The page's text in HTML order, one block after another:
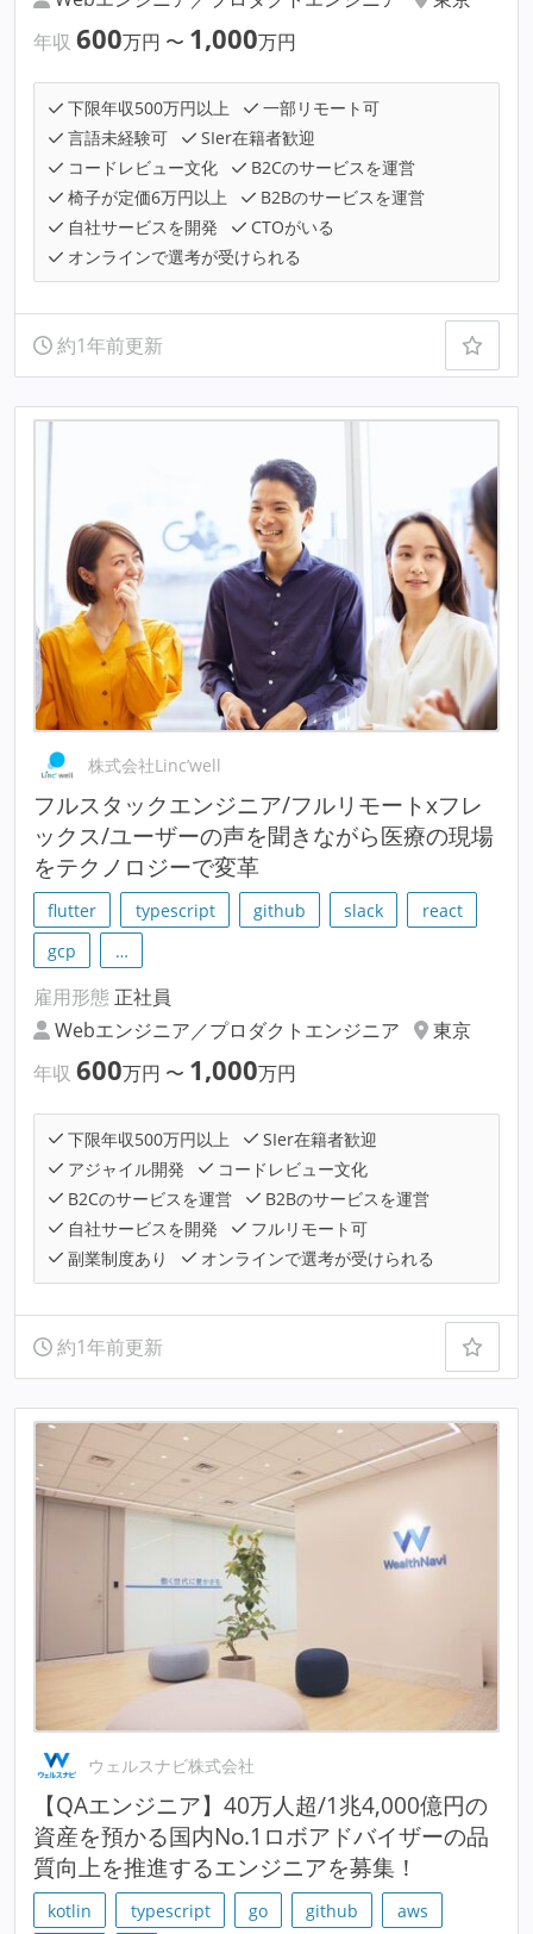
年収 600万円 〜 1,000万円
下限年収500万円以上
一部リモート可
言語未経験可
SIer在籍者歓迎
コードレビュー文化
B2Cのサービスを運営
椅子が定価6万円以上
B2Bのサービスを運営
自社サービスを開発
CTOがいる
オンラインで選考が受けられる
約1年前更新
株式会社Linc’well
フルスタックエンジニア/フルリモートxフレ
ックス/ユーザーの声を聞きながら医療の現場
をテクノロジーで変革
flutter typescript github slack
react
gcp
…
雇用形態 正社員
Webエンジニア／プロダクトエンジニア
東京
年収 600万円 〜 1,000万円
下限年収500万円以上
SIer在籍者歓迎
アジャイル開発
コードレビュー文化
B2Cのサービスを運営
B2Bのサービスを運営
自社サービスを開発
フルリモート可
副業制度あり
オンラインで選考が受けられる
約1年前更新
ウェルスナビ株式会社
【QAエンジニア】40万人超/1兆4,000億円の
資産を預かる国内No.1ロボアドバイザーの品
質向上を推進するエンジニアを募集！
kotlin typescript go github
aws